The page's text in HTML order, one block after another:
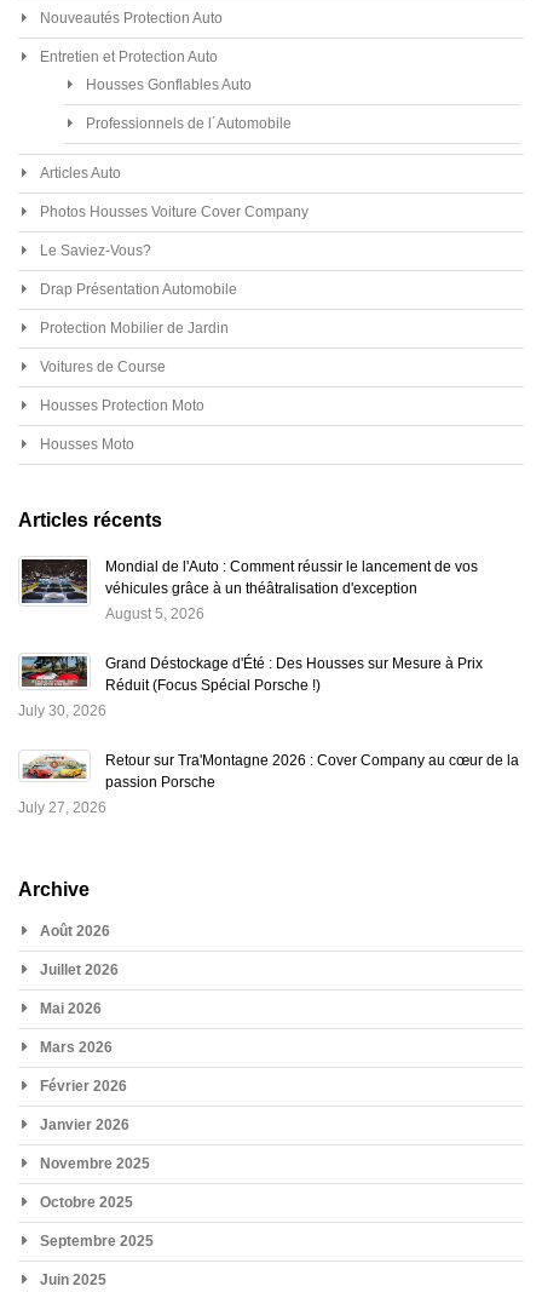
Nouveautés Protection Auto
Entretien et Protection Auto
Housses Gonflables Auto
Professionnels de l´Automobile
Articles Auto
Photos Housses Voiture Cover Company
Le Saviez-Vous?
Drap Présentation Automobile
Protection Mobilier de Jardin
Voitures de Course
Housses Protection Moto
Housses Moto
Articles récents
Mondial de l'Auto : Comment réussir le lancement de vos
véhicules grâce à un théâtralisation d'exception
August 5, 2026
Grand Déstockage d'Été : Des Housses sur Mesure à Prix
Réduit (Focus Spécial Porsche !)
July 30, 2026
Retour sur Tra'Montagne 2026 : Cover Company au cœur de la
passion Porsche
July 27, 2026
Archive
Août 2026
Juillet 2026
Mai 2026
Mars 2026
Février 2026
Janvier 2026
Novembre 2025
Octobre 2025
Septembre 2025
Juin 2025